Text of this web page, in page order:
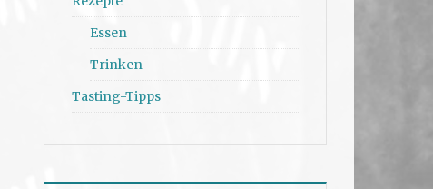
Essen
Trinken
Tasting-Tipps